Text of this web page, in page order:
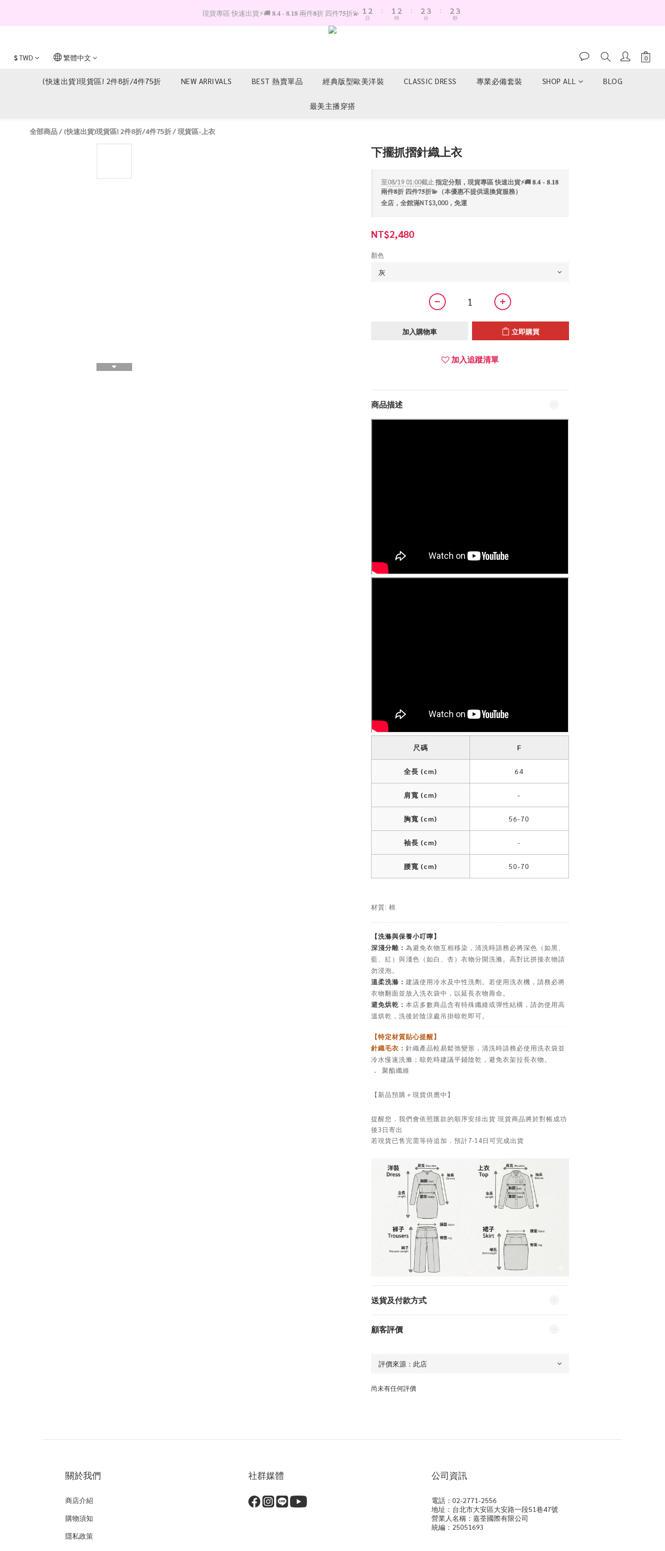
現貨專區 快速出貨⚡️🚚 𝟖.𝟒 - 𝟖.𝟏𝟖 兩件𝟖折 四件𝟕𝟓折💫 1
0
2
1
日
:
1
0
2
1
時
:
2
1
3
2
分
:
2
1
2
1
秒
$TWD 繁體中文
(快速出貨)現貨區! 2件8折/4件75折 NEW ARRIVALS BEST 熱賣單品 經典版型歐美洋裝 CLASSIC DRESS 專業必備套裝 SHOP ALL BLOG
最美主播穿搭
全部商品/ (快速出貨)現貨區! 2件8折/4件75折/現貨區-上衣
下擺抓摺針織上衣
至08/19 01:00截止 指定分類，現貨專區 快速出貨⚡️🚚 𝟖.𝟒 - 𝟖.𝟏𝟖
兩件𝟖折 四件𝟕𝟓折💫（本優惠不提供退換貨服務）
全店，全館滿NT$3,000，免運
NT$2,480
顏色
加入購物車 立即購買
加入追蹤清單
商品描述
尺碼 F
全長 (cm) 64
肩寬 (cm) -
胸寬 (cm) 56-70
袖長 (cm) -
腰寬 (cm) 50-70
材質: 棉
【洗滌與保養小叮嚀】
深淺分離： 為避免衣物互相移染，清洗時請務必將深色（如黑、
藍、紅）與淺色（如白、杏）衣物分開洗滌。高對比拼接衣物請
勿浸泡。
溫柔洗滌： 建議使用冷水及中性洗劑。若使用洗衣機，請務必將
衣物翻面並放入洗衣袋中，以延長衣物壽命。
避免烘乾： 本店多數商品含有特殊纖維或彈性結構，請勿使用高
溫烘乾，洗後於陰涼處吊掛晾乾即可。
【特定材質貼心提醒】
針織毛衣： 針織產品較易鬆弛變形，清洗時請務必使用洗衣袋並
冷水慢速洗滌；晾乾時建議平鋪陰乾，避免衣架拉長衣物。
． 聚酯纖維
【新品預購＋現貨供應中】
提醒您．我們會依照匯款的順序安排出貨 現貨商品將於對帳成功
後3日寄出
若現貨已售完需等待追加．預計7-14日可完成出貨
送貨及付款方式
顧客評價
尚未有任何評價
關於我們
商店介紹
購物須知
隱私政策
社群媒體 公司資訊
電話：02-2771-2556
地址：台北市大安區大安路一段51巷47號
營業人名稱：嘉荃國際有限公司
統編：25051693